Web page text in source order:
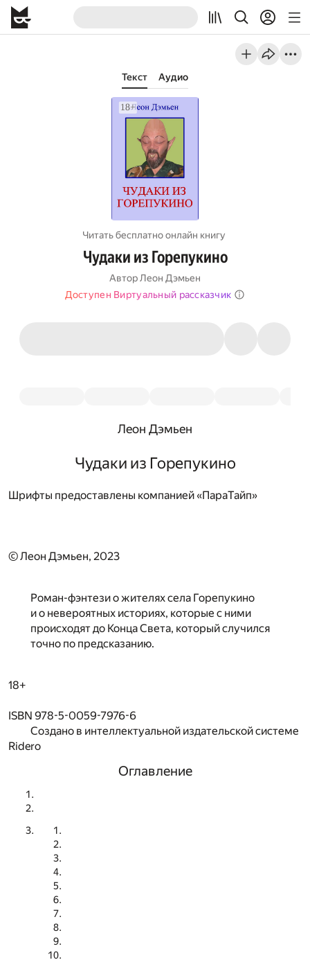
Текст Аудио
Читать бесплатно онлайн книгу
Чудаки из Горепукино
АвторЛеон Дэмьен
Доступен Виртуальный рассказчик
Леон Дэмьен
Чудаки из Горепукино
Шрифты предоставлены компанией «ПараТайп»
© Леон Дэмьен, 2023
Роман-фэнтези о жителях села Горепукино
и о невероятных историях, которые с ними
происходят до Конца Света, который случился
точно по предсказанию.
18+
ISBN 978-5-0059-7976-6
Создано в интеллектуальной издательской системе
Ridero
Оглавление